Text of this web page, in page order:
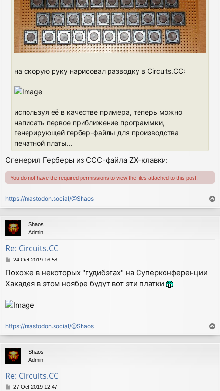
на скорую руку нарисовал разводку в Circuits.CC:
используя её в качестве примера, теперь можно
написать первое приближение программки,
генерирующей гербер-файлы для производства
печатной платы...
Сгенерил Герберы из CCC-файла ZX-клавки:
You do not have the required permissions to view the files attached to this post.
https://mastodon.social/@Shaos
o
p
Shaos
Admin
Re: Circuits.CC
P
s
t
24 Oct 2019 16:58
Похоже в некоторых "гудибэгах" на Суперконференции
Хакадея в этом ноябре будут вот эти платки
https://mastodon.social/@Shaos
o
p
Shaos
Admin
Re: Circuits.CC
P27 Oct 2019 12:47